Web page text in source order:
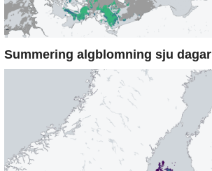
Summering algblomning sju dagar